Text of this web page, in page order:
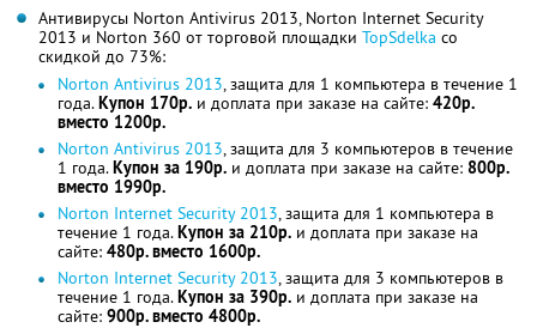
Антивирусы Norton Antivirus 2013, Norton Internet Security
2013 и Norton 360 от торговой площадки TopSdelka со
скидкой до 73%:
Norton Antivirus 2013, защита для 1 компьютера в течение 1
года.Купон 170р. и доплата при заказе на сайте: 420р.
вместо 1200р.
Norton Antivirus 2013, защита для 3 компьютеров в течение
1 года.Купон за 190р. и доплата при заказе на сайте: 800р.
вместо 1990р.
Norton Internet Security 2013, защита для 1 компьютера в
течение 1 года.Купон за 210р. и доплата при заказе на
сайте: 480р. вместо 1600р.
Norton Internet Security 2013, защита для 3 компьютеров в
течение 1 года.Купон за 390р. и доплата при заказе на
сайте: 900р. вместо 4800р.